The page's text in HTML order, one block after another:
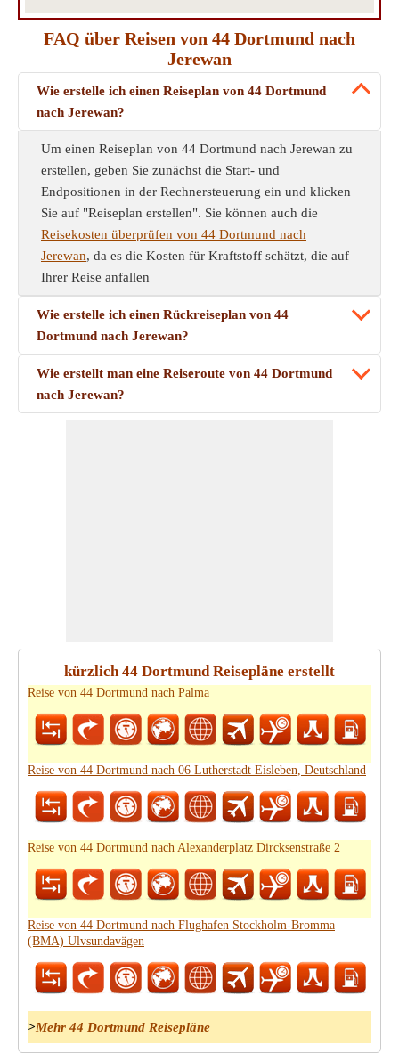
FAQ über Reisen von 44 Dortmund nach
Jerewan
Wie erstelle ich einen Reiseplan von 44 Dortmund
nach Jerewan?
Um einen Reiseplan von 44 Dortmund nach Jerewan zu
erstellen, geben Sie zunächst die Start- und
Endpositionen in der Rechnersteuerung ein und klicken
Sie auf "Reiseplan erstellen". Sie können auch die
Reisekosten überprüfen von 44 Dortmund nach
Jerewan, da es die Kosten für Kraftstoff schätzt, die auf
Ihrer Reise anfallen
Wie erstelle ich einen Rückreiseplan von 44
Dortmund nach Jerewan?
Wie erstellt man eine Reiseroute von 44 Dortmund
nach Jerewan?
kürzlich 44 Dortmund Reisepläne erstellt
Reise von 44 Dortmund nach Palma
Reise von 44 Dortmund nach 06 Lutherstadt Eisleben, Deutschland
Reise von 44 Dortmund nach Alexanderplatz Dircksenstraße 2
Reise von 44 Dortmund nach Flughafen Stockholm-Bromma
(BMA) Ulvsundavägen
>Mehr 44 Dortmund Reisepläne